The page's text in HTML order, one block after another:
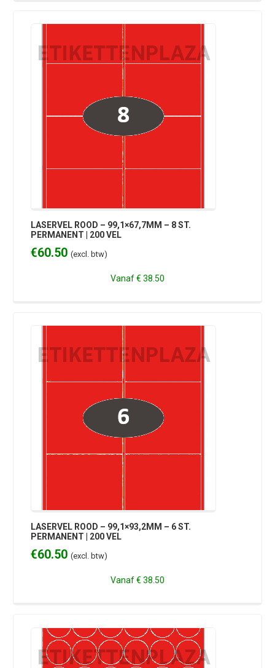
LASERVEL ROOD – 99,1×67,7MM – 8 ST.
PERMANENT | 200 VEL
€60.50 (excl. btw)
Vanaf€ 38.50
LASERVEL ROOD – 99,1×93,2MM – 6 ST.
PERMANENT | 200 VEL
€60.50 (excl. btw)
Vanaf€ 38.50